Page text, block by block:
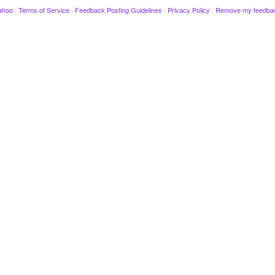
· Terms of Service · Feedback Posting Guidelines · Privacy Policy · Remove my